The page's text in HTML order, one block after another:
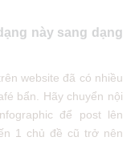
này sang dạng
website đã có nhiều
bẩn. Hãy chuyển nội
để post lên
1 chủ đề cũ trở nên